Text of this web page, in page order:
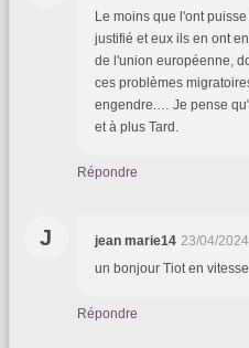
Le moins que l'ont
justifié et eux ils en ont
de l'union européenne,
ces problèmes
engendre.… Je pense
et à plus Tard.
Répondre
J jean marie14 23/04/
un bonjour Tiot en
Répondre